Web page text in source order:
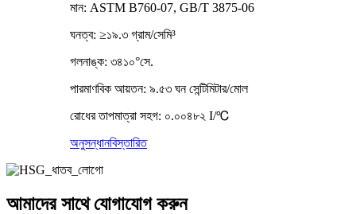
মান: ASTM B760-07, GB/T 3875-06
ঘনত্ব: ≥১৯.৩ গ্রাম/সেমি³
গলনাঙ্ক: ৩৪১০°সে.
পারমাণবিক আয়তন: ৯.৫৩ ঘন সেন্টিমিটার/মোল
রোধের তাপমাত্রা সহগ: ০.০০৪৮২ I/℃
অনুসন্ধানবিস্তারিত
আমাদের সাথে যোগাযোগ করুন